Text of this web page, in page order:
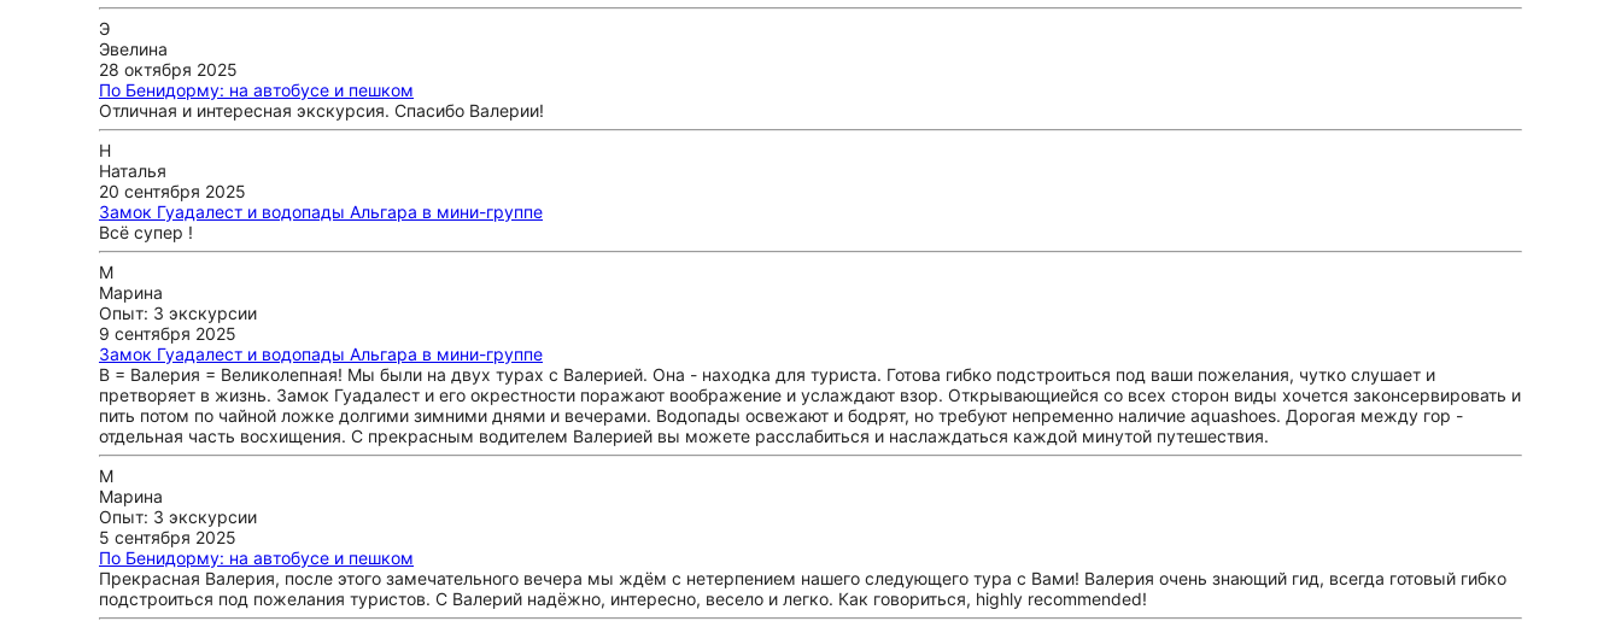
Э
Эвелина
28 октября 2025
По Бенидорму: на автобусе и пешком
Отличная и интересная экскурсия. Спасибо Валерии!
Н
Наталья
20 сентября 2025
Замок Гуадалест и водопады Альгара в мини-группе
Всё супер !
М
Марина
Опыт: 3 экскурсии
9 сентября 2025
Замок Гуадалест и водопады Альгара в мини-группе
В = Валерия = Великолепная! Мы были на двух турах с Валерией. Она - находка для туриста. Готова гибко подстроиться под ваши пожелания, чутко слушает и
претворяет в жизнь. Замок Гуадалест и его окрестности поражают воображение и услаждают взор. Открывающиейся со всех сторон виды хочется законсервировать и
пить потом по чайной ложке долгими зимними днями и вечерами. Водопады освежают и бодрят, но требуют непременно наличие aquashoes. Дорогая между гор -
отдельная часть восхищения. С прекрасным водителем Валерией вы можете расслабиться и наслаждаться каждой минутой путешествия.
М
Марина
Опыт: 3 экскурсии
5 сентября 2025
По Бенидорму: на автобусе и пешком
Прекрасная Валерия, после этого замечательного вечера мы ждём с нетерпением нашего следующего тура с Вами! Валерия очень знающий гид, всегда готовый гибко
подстроиться под пожелания туристов. С Валерий надёжно, интересно, весело и легко. Как говориться, highly recommended!